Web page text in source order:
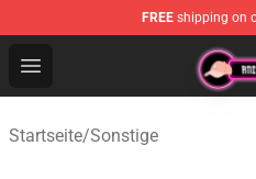
FREE shipping on
Open menu
Anime Cap Shop - The
Startseite/Sonstige